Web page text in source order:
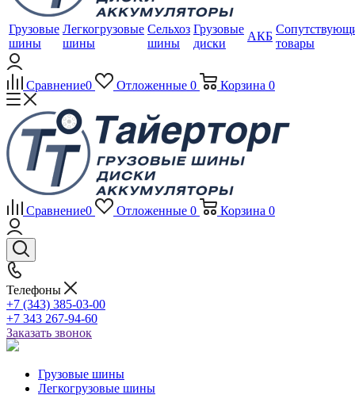
Грузовые
шины
Легкогрузовые
шины
Сельхоз
шины
Грузовые
диски
АКБ
товары
Сравнение0 Отложенные 0 Корзина 0
Сравнение0 Отложенные 0 Корзина 0
Телефоны
+7 (343) 385-03-00
+7 343 267-94-60
Заказать звонок
Грузовые шины
Легкогрузовые шины